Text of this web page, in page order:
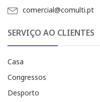
comercial@comulti.pt
SERVIÇO AO CLIENTES
Casa
Congressos
Desporto